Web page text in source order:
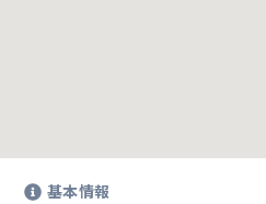
基本情報